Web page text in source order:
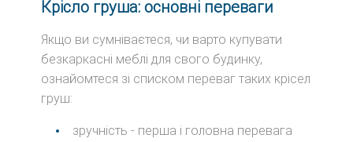
Крісло груша: основні переваги
Якщо ви сумніваєтеся, чи варто купувати
безкаркасні меблі для свого будинку,
ознайомтеся зі списком переваг таких крісел
груш:
зручність - перша і головна перевага